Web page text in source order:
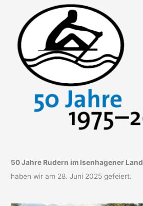
50 Jahre Rudern im Isenhagener Land
haben wir am 28. Juni 2025 gefeiert.